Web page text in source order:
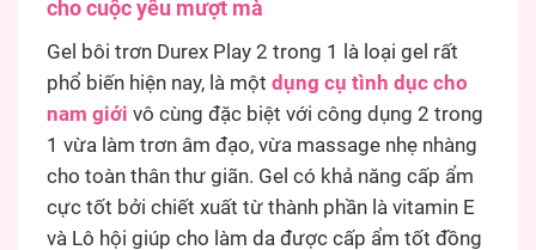
cho cuộc yêu mượt mà
Gel bôi trơn Durex Play 2 trong 1 là loại gel rất
phổ biến hiện nay, là một dụng cụ tình dục cho
nam giới vô cùng đặc biệt với công dụng 2 trong
1 vừa làm trơn âm đạo, vừa massage nhẹ nhàng
cho toàn thân thư giãn. Gel có khả năng cấp ẩm
cực tốt bởi chiết xuất từ thành phần là vitamin E
và Lô hội giúp cho làm da được cấp ẩm tốt đồng